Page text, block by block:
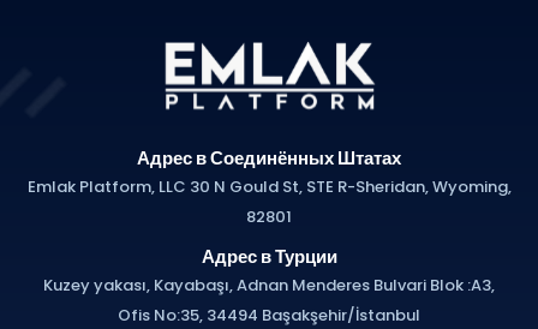
Адрес в Соединённых Штатах
Emlak Platform, LLC 30 N Gould St, STE R-Sheridan, Wyoming,
82801
Адрес в Турции
Kuzey yakası, Kayabaşı, Adnan Menderes Bulvari Blok :A3,
Ofis No:35, 34494 Başakşehir/İstanbul